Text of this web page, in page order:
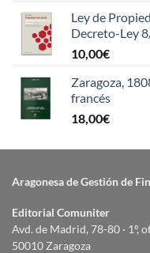
Ley de
Decreto-Ley
10,00€
Zaragoza,
francés
18,00€
Aragonesa de Gestión de
Editorial Comuniter
Avd. de Madrid, 78-80 · 1º,
50010 Zaragoza